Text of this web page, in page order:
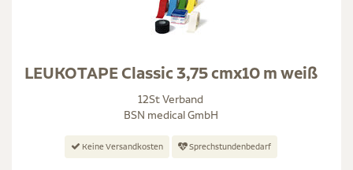
LEUKOTAPE Classic 3,75 cmx10 m weiß
12St Verband
BSN medical GmbH
Keine Versandkosten Sprechstundenbedarf